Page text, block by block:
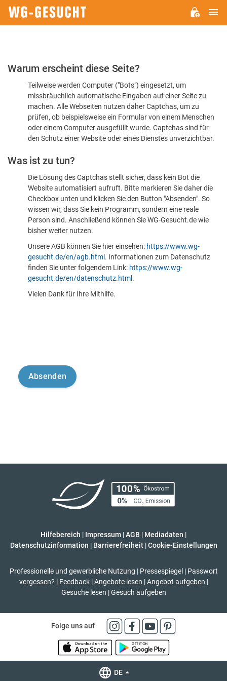
Bitte
dass
sind
Warum erscheint diese Seite?
Teilweise werden Computer ("Bots") eingesetzt, um
missbräuchlich automatische Eingaben auf einer Seite zu
machen. Alle Webseiten nutzen daher Captchas, um zu
prüfen, ob beispielsweise ein Formular von einem Menschen
oder einem Computer ausgefüllt wurde. Captchas sind für
den Schutz einer Website oder eines Dienstes unverzichtbar.
Was ist zu tun?
Die Lösung des Captchas stellt sicher, dass kein Bot die
Website automatisiert aufruft. Bitte markieren Sie daher die
Checkbox unten und klicken Sie den Button "Absenden". So
wissen wir, dass Sie kein Programm, sondern eine reale
Person sind. Anschließend können Sie WG-Gesucht.de wie
bisher weiter nutzen.
Unsere AGB können Sie hier einsehen: https://www.wg-
gesucht.de/en/agb.html . Informationen zum Datenschutz
finden Sie unter folgendem Link: https://www.wg-
gesucht.de/en/datenschutz.html .
Vielen Dank für Ihre Mithilfe.
Hilfebereich | Impressum |AGB | Mediadaten |
Datenschutzinformation | Barrierefreiheit | Cookie-Einstellungen
Professionelle und gewerbliche Nutzung | Pressespiegel | Passwort
vergessen? | Feedback | Angebote lesen | Angebot aufgeben |
Gesuche lesen | Gesuch aufgeben
Folge uns auf
DE